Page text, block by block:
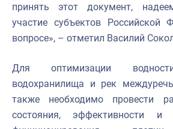
принять этот документ,
участие субъектов Российской
вопросе», – отметил Василий
Для оптимизации
водохранилища и рек
также необходимо провести
состояния, эффективности и